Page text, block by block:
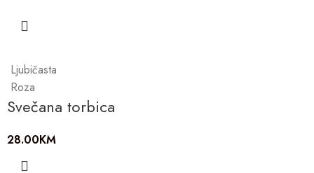
Ljubičasta
Roza
Svečana torbica
28.00KM